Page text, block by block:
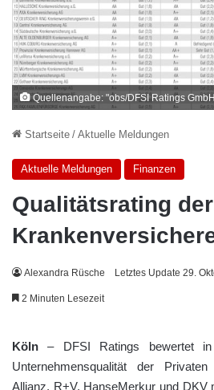
Quellenangabe: "obs/DFSI Ratings
Startseite / Aktuelle Meldungen
Aktuelle Meldungen Finanzen
Qualitätsrating
Alexandra Rüsche Letztes Update 29.
2 Minuten Lesezeit
Köln – DFSI Ratings bewertet
Unternehmensqualität der
Allianz, R+V, HanseMerkur und DKV